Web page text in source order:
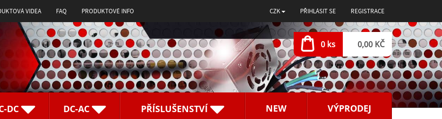
VIDEA FAQ PRODUKTOVÉ INFO CZK PŘIHLÁSIT SE REGISTRACE
0 ks 0,00 KČ
DC DC-AC PŘÍSLUŠENSTVÍ NEW VÝPRODEJ